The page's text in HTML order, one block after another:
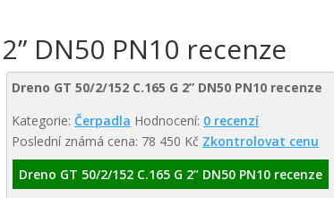
DN50 PN10 recenze
Dreno GT 50/2/152 C.165 G 2” DN50 PN10 recenze
Kategorie:Čerpadla Hodnocení: 0 recenzí
Poslední známá cena: 78 450 Kč Zkontrolovat cenu
Dreno GT 50/2/152 C.165 G 2” DN50 PN10 recenze